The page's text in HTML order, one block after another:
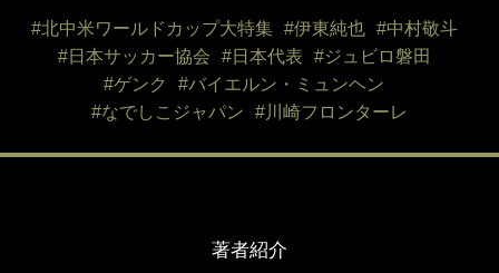
#北中米ワールドカップ大特集 #伊東純也
#中村敬斗
#日本サッカー協会
#日本代表
#ジュビロ磐田
#ゲンク
#バイエルン・ミュンヘン
#なでしこジャパン
#川崎フロンターレ
著者紹介